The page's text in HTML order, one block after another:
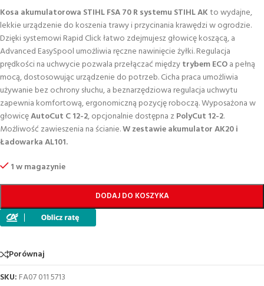
Kosa akumulatorowa STIHL FSA 70 R systemu STIHL AKto wydajne,
lekkie urządzenie do koszenia trawy i przycinania krawędzi w ogrodzie.
Dzięki systemowi Rapid Click łatwo zdejmujesz głowicę koszącą, a
Advanced EasySpool umożliwia ręczne nawinięcie żyłki. Regulacja
prędkości na uchwycie pozwala przełączać międzytrybem ECOa pełną
mocą, dostosowując urządzenie do potrzeb. Cicha praca umożliwia
używanie bez ochrony słuchu, a beznarzędziowa regulacja uchwytu
zapewnia komfortową, ergonomiczną pozycję roboczą. Wyposażona w
głowicęAutoCut C 12-2, opcjonalnie dostępna zPolyCut 12-2.
Możliwość zawieszenia na ścianie.W zestawie akumulator AK20 i
Ładowarka AL101.
1 w magazynie
DODAJ DO KOSZYKA
Porównaj
SKU: FA07 011 5713